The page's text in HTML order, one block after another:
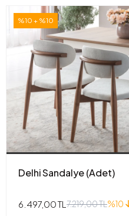
%10 + %10
Delhi Sandalye (Adet)
6.497,00 TL 7.219,00 TL%10